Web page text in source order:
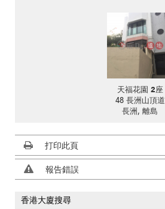
天福花園 2座
48 長洲山頂道
長洲, 離島
打印此頁
報告錯誤
香港大廈搜尋